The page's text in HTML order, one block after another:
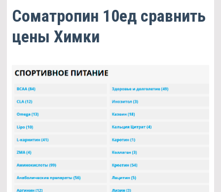
Cоматропин 10ед сравнить
цены Химки